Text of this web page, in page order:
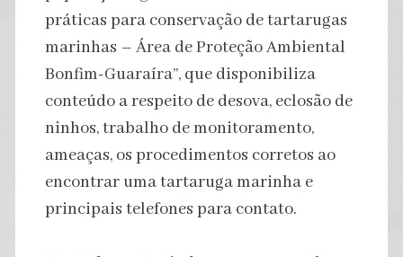
práticas para conservação de tartarugas
marinhas – Área de Proteção Ambiental
Bonfim-Guaraíra”, que disponibiliza
conteúdo a respeito de desova, eclosão de
ninhos, trabalho de monitoramento,
ameaças, os procedimentos corretos ao
encontrar uma tartaruga marinha e
principais telefones para contato.